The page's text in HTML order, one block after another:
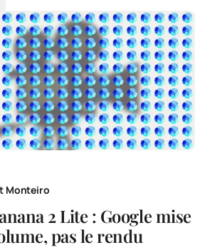
Monteiro
2 Lite : Google mise
pas le rendu